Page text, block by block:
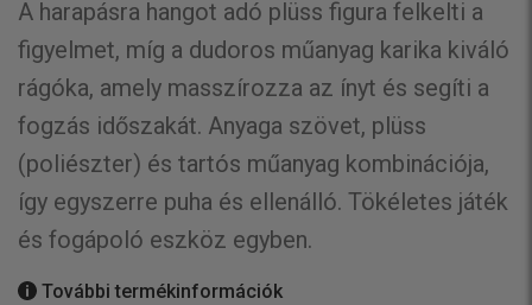
A harapásra hangot adó plüss figura felkelti a
figyelmet, míg a dudoros műanyag karika kiváló
rágóka, amely masszírozza az ínyt és segíti a
fogzás időszakát. Anyaga szövet, plüss
(poliészter) és tartós műanyag kombinációja,
így egyszerre puha és ellenálló. Tökéletes játék
és fogápoló eszköz egyben.
További termékinformációk